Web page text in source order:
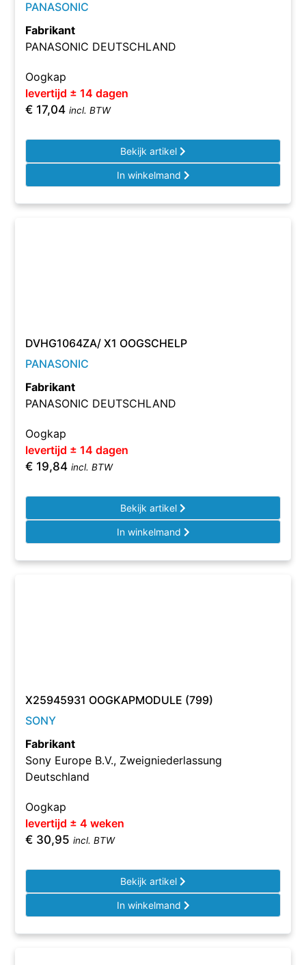
PANASONIC
Fabrikant
PANASONIC DEUTSCHLAND
Oogkap
levertijd ± 14 dagen
€ 17,04 incl. BTW
Bekijk artikel
In winkelmand
DVHG1064ZA/ X1 OOGSCHELP
PANASONIC
Fabrikant
PANASONIC DEUTSCHLAND
Oogkap
levertijd ± 14 dagen
€ 19,84 incl. BTW
Bekijk artikel
In winkelmand
X25945931 OOGKAPMODULE (799)
SONY
Fabrikant
Sony Europe B.V., Zweigniederlassung
Deutschland
Oogkap
levertijd ± 4 weken
€ 30,95 incl. BTW
Bekijk artikel
In winkelmand